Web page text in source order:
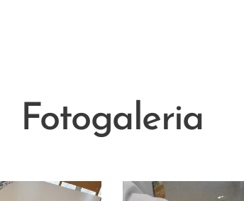
Fotogaleria